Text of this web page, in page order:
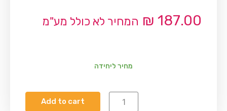
₪ 187.00 המחיר לא כולל מע"מ
מחיר ליחידה
Add to cart